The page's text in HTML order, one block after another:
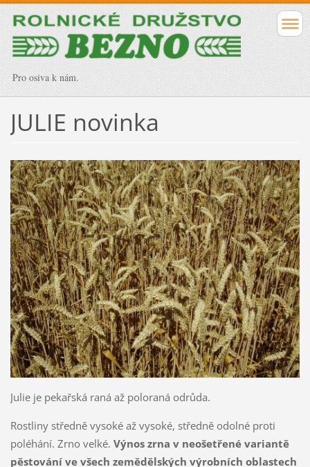
Pro osiva k nám.
JULIE novinka
Julie je pekařská raná až poloraná odrůda.
Rostliny středně vysoké až vysoké, středně odolné proti
poléhání. Zrno velké. Výnos zrna v neošetřené variantě
pěstování ve všech zemědělských výrobních oblastech